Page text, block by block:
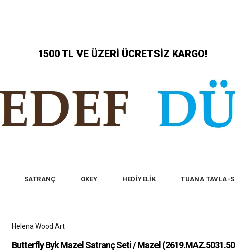
1500 TL VE ÜZERİ ÜCRETSİZ KARGO!
SATRANÇ OKEY HEDİYELİK TUANA TAVLA-
Helena Wood Art
Butterfly Byk Mazel Satranç Seti / Mazel